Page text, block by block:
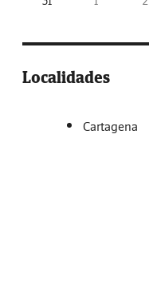
Localidades
Cartagena